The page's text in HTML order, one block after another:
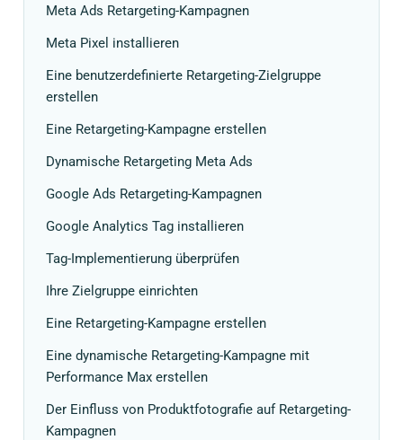
Meta Ads Retargeting-Kampagnen
Meta Pixel installieren
Eine benutzerdefinierte Retargeting-Zielgruppe
erstellen
Eine Retargeting-Kampagne erstellen
Dynamische Retargeting Meta Ads
Google Ads Retargeting-Kampagnen
Google Analytics Tag installieren
Tag-Implementierung überprüfen
Ihre Zielgruppe einrichten
Eine Retargeting-Kampagne erstellen
Eine dynamische Retargeting-Kampagne mit
Performance Max erstellen
Der Einfluss von Produktfotografie auf Retargeting-
Kampagnen